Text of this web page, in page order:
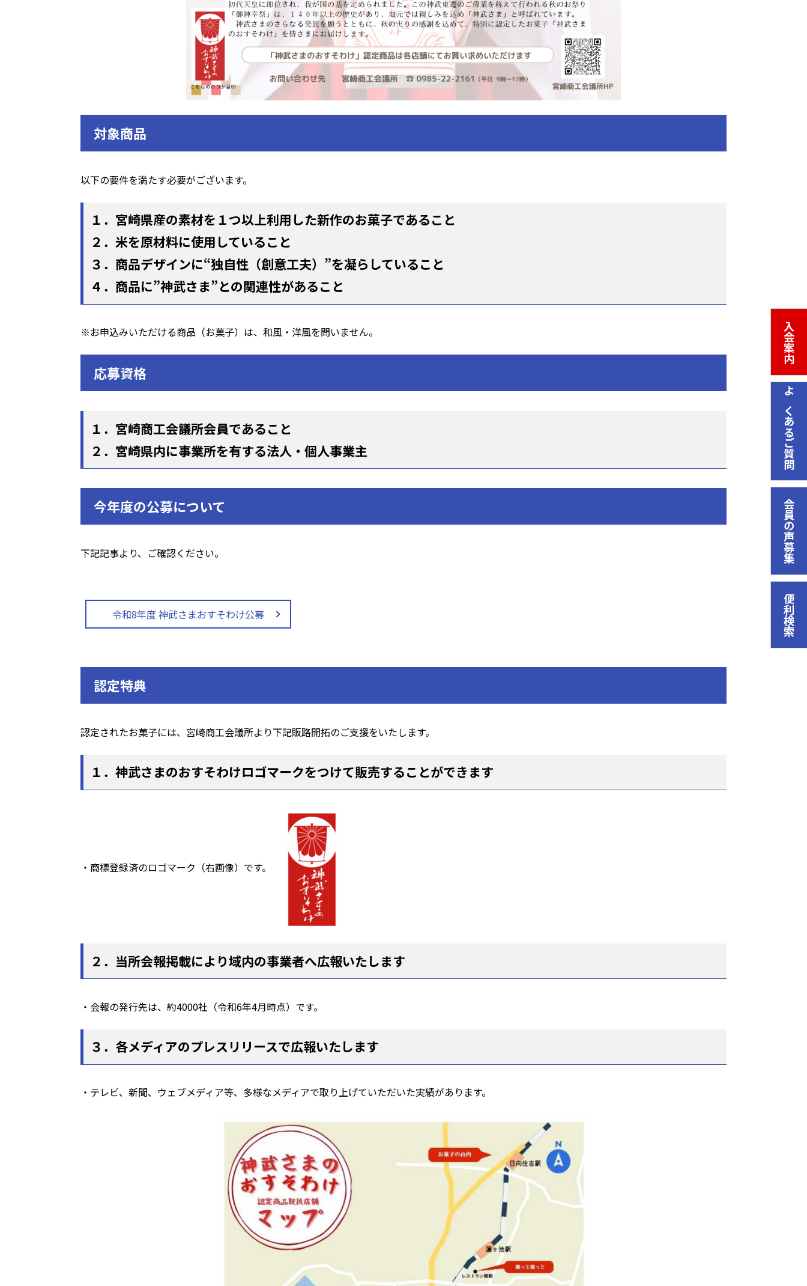
対象商品
以下の要件を満たす必要がございます。
１．宮崎県産の素材を１つ以上利用した新作のお菓子であること
２．米を原材料に使用していること
３．商品デザインに“独自性（創意工夫）”を凝らしていること
４．商品に”神武さま”との関連性があること
※お申込みいただける商品（お菓子）は、和風・洋風を問いません。
応募資格
１．宮崎商工会議所会員であること
２．宮崎県内に事業所を有する法人・個人事業主
今年度の公募について
下記記事より、ご確認ください。
令和8年度 神武さまおすそわけ公募
認定特典
認定されたお菓子には、宮崎商工会議所より下記販路開拓のご支援をいたします。
１．神武さまのおすそわけロゴマークをつけて販売することができます
・商標登録済のロゴマーク（右画像）です。
２．当所会報掲載により域内の事業者へ広報いたします
・会報の発行先は、約4000社（令和6年4月時点）です。
３．各メディアのプレスリリースで広報いたします
・テレビ、新聞、ウェブメディア等、多様なメディアで取り上げていただいた実績があります。
入会案内
よくあるご質問
会員の声募集
便利検索